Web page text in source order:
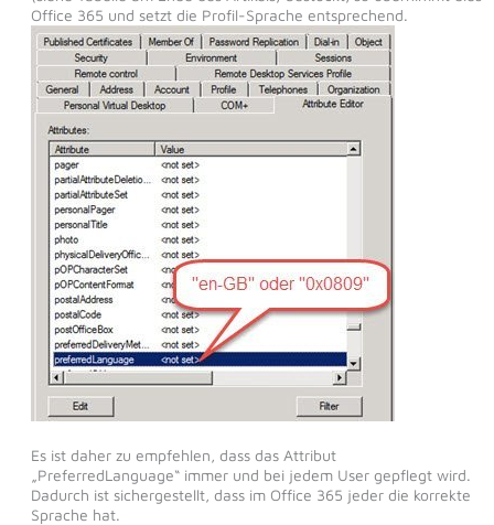
Office 365 und setzt die Profil-Sprache entsprechend.
Es ist daher zu empfehlen, dass das Attribut
„PreferredLanguage“ immer und bei jedem User gepflegt wird.
Dadurch ist sichergestellt, dass im Office 365 jeder die korrekte
Sprache hat.